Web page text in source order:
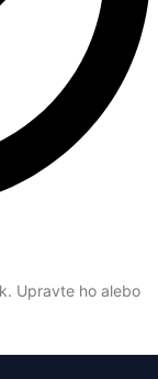
Upravte ho alebo